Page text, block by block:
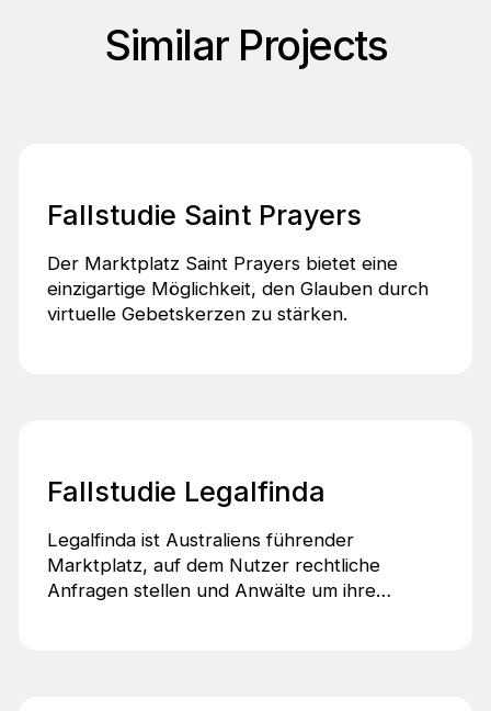
Similar Projects
Fallstudie Saint Prayers
Der Marktplatz Saint Prayers bietet eine
einzigartige Möglichkeit, den Glauben durch
virtuelle Gebetskerzen zu stärken.
Fallstudie Legalfinda
Legalfinda ist Australiens führender
Marktplatz, auf dem Nutzer rechtliche
Anfragen stellen und Anwälte um ihre